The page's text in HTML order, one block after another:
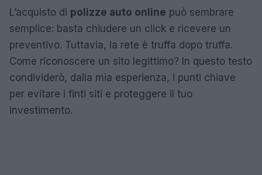
L’acquisto di polizze auto online può sembrare
semplice: basta chiudere un click e ricevere un
preventivo. Tuttavia, la rete è truffa dopo truffa.
Come riconoscere un sito legittimo? In questo testo
condividerò, dalla mia esperienza, i punti chiave
per evitare i finti siti e proteggere il tuo
investimento.